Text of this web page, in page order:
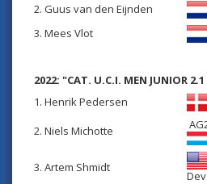
2. Guus van den Eijnden
3. Mees Vlot
2022: "CAT. U.C.I. MEN JUNIOR
1. Henrik Pedersen
2. Niels Michotte
3. Artem Shmidt